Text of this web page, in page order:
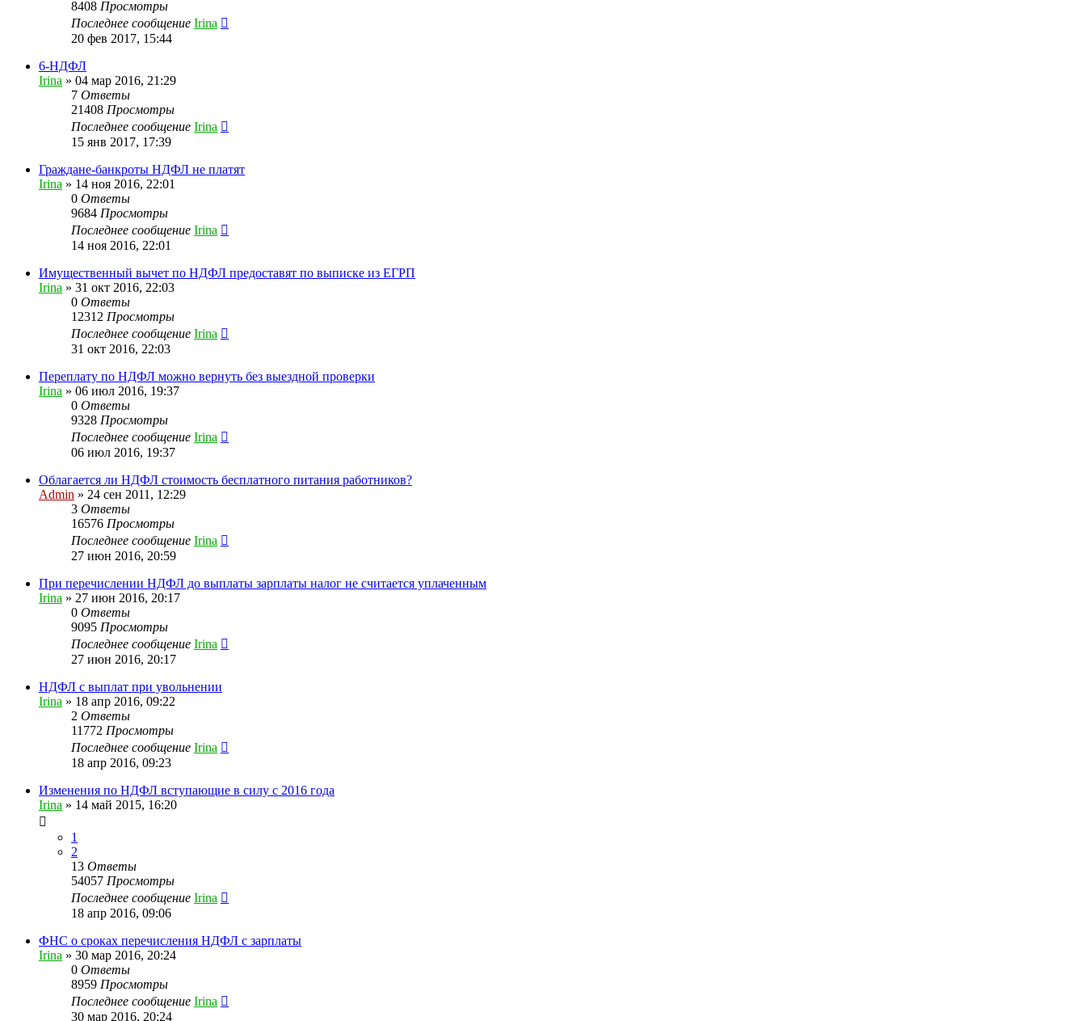
8408 Просмотры
Последнее сообщение Irina
20 фев 2017, 15:44
6-НДФЛ
Irina » 04 мар 2016, 21:29
7 Ответы
21408 Просмотры
Последнее сообщение Irina
15 янв 2017, 17:39
Граждане-банкроты НДФЛ не платят
Irina » 14 ноя 2016, 22:01
0 Ответы
9684 Просмотры
Последнее сообщение Irina
14 ноя 2016, 22:01
Имущественный вычет по НДФЛ предоставят по выписке из ЕГРП
Irina » 31 окт 2016, 22:03
0 Ответы
12312 Просмотры
Последнее сообщение Irina
31 окт 2016, 22:03
Переплату по НДФЛ можно вернуть без выездной проверки
Irina » 06 июл 2016, 19:37
0 Ответы
9328 Просмотры
Последнее сообщение Irina
06 июл 2016, 19:37
Облагается ли НДФЛ стоимость бесплатного питания работников?
Admin » 24 сен 2011, 12:29
3 Ответы
16576 Просмотры
Последнее сообщение Irina
27 июн 2016, 20:59
При перечислении НДФЛ до выплаты зарплаты налог не считается уплаченным
Irina » 27 июн 2016, 20:17
0 Ответы
9095 Просмотры
Последнее сообщение Irina
27 июн 2016, 20:17
НДФЛ с выплат при увольнении
Irina » 18 апр 2016, 09:22
2 Ответы
11772 Просмотры
Последнее сообщение Irina
18 апр 2016, 09:23
Изменения по НДФЛ вступающие в силу с 2016 года
Irina » 14 май 2015, 16:20
1
2
13 Ответы
54057 Просмотры
Последнее сообщение Irina
18 апр 2016, 09:06
ФНС о сроках перечисления НДФЛ с зарплаты
Irina » 30 мар 2016, 20:24
0 Ответы
8959 Просмотры
Последнее сообщение Irina
30 мар 2016, 20:24